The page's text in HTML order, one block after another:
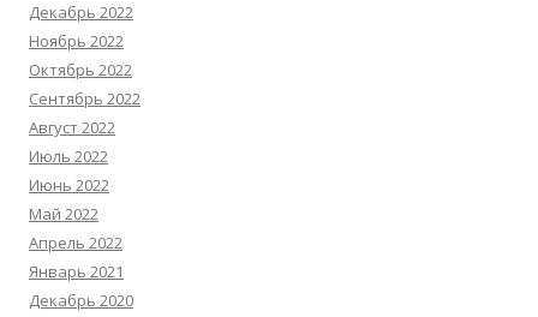
Декабрь 2022
Ноябрь 2022
Октябрь 2022
Сентябрь 2022
Август 2022
Июль 2022
Июнь 2022
Май 2022
Апрель 2022
Январь 2021
Декабрь 2020